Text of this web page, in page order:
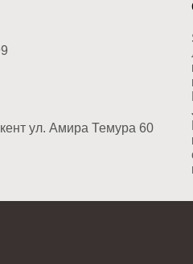
ул. Амира Темура 60